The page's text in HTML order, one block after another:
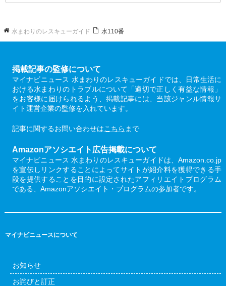
水まわりのレスキューガイド 水110番
掲載記事の監修について
マイナビニュース 水まわりのレスキューガイドでは、日常生活に
おける水まわりのトラブルについて「適切で正しく有益な情報」
をお客様に届けられるよう、掲載記事には、当該ジャンル情報サ
イト運営企業の監修を入れています。
記事に関するお問い合わせはこちら まで
Amazonアソシエイト広告掲載について
マイナビニュース 水まわりのレスキューガイドは、Amazon.co.jp
を宣伝しリンクすることによってサイトが紹介料を獲得できる手
段を提供することを目的に設定されたアフィリエイトプログラム
である、Amazonアソシエイト・プログラムの参加者です。
マイナビニュースについて
お知らせ
お詫びと訂正